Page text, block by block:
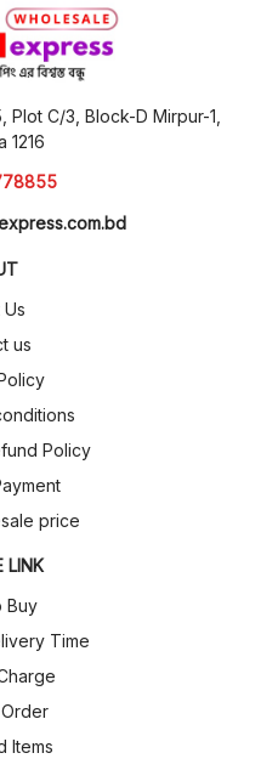
C/3, Block-D Mirpur-1,
1216
us
Policy
price
LINK
Buy
Time
Order
Items